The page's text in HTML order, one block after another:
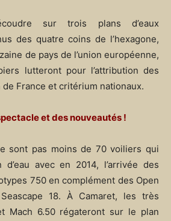
sur trois plans d’eaux
des quatre coins de l’hexagone,
de pays de l’union européenne,
lutteront pour l’attribution des
France et critérium nationaux.
et des nouveautés !
sont pas moins de 70 voiliers qui
avec en 2014, l’arrivée des
750 en complément des Open
18. À Camaret, les très
Mach 6.50 régateront sur le plan